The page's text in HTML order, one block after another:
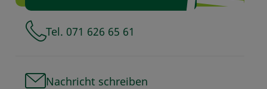
Tel. 071 626 65 61
Nachricht schreiben